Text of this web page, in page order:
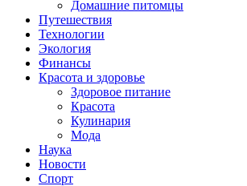
Домашние питомцы
Путешествия
Технологии
Экология
Финансы
Красота и здоровье
Здоровое питание
Красота
Кулинария
Мода
Наука
Новости
Спорт